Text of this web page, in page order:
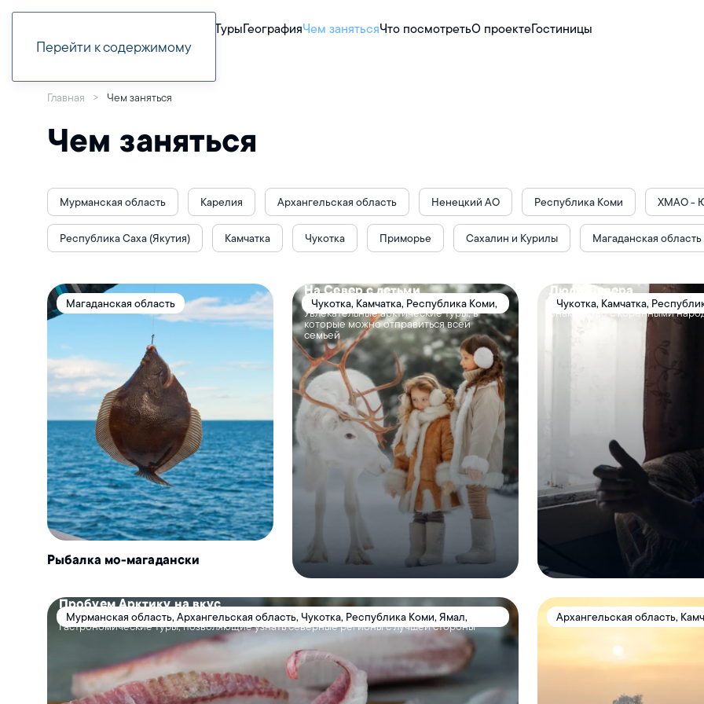
Перейти к содержимому
ТурыГеографияЧем занятьсяЧто посмотретьО проектеГостиницы
Главная Чем заняться
Чем заняться
Мурманская область Карелия Архангельская область Ненецкий АО Республика Коми ХМАО -
Республика Саха (Якутия) Камчатка Чукотка Приморье Сахалин и Курилы Магаданская область
Рыбалка мо-магадански
Магаданская область
На Север с детьми
Чукотка, Камчатка, Республика Коми,
Ямал, Карелия, Мурманская область
Увлекательные арктические туры, в
которые можно отправиться всей
семьей
Люди Севера
Чукотка, Камчатка,
область, Таймыр
Знакомство с коренными
Пробуем Арктику на вкус
Мурманская область, Архангельская область, Чукотка, Республика Коми, Ямал,
Карелия, Таймыр
Гастрономические туры, позволяющие узнать северные регионы с лучшей стороны
Архангельская область,